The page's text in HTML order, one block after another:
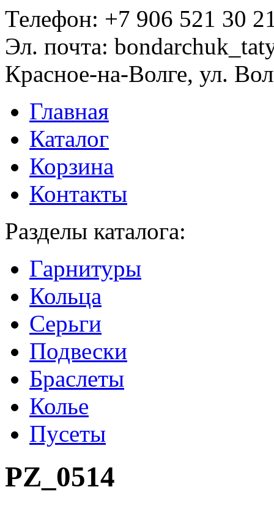
Телефон: +7 906 521 30
Эл. почта:
Красное-на-Волге, ул.
Главная
Каталог
Корзина
Контакты
Разделы каталога:
Гарнитуры
Кольца
Серьги
Подвески
Браслеты
Колье
Пусеты
PZ_0514